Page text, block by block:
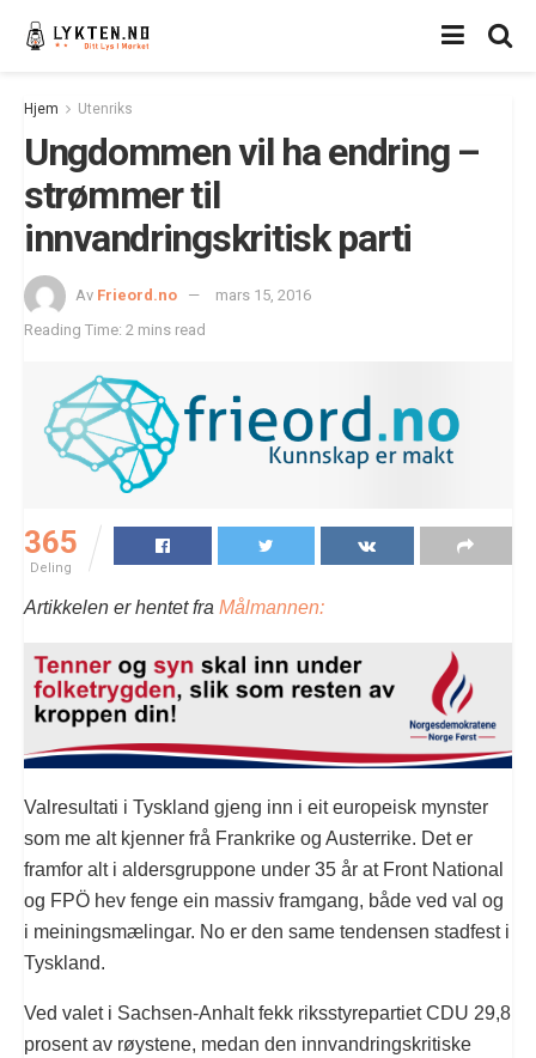
Hjem Utenriks
Ungdommen vil ha endring –
strømmer til
innvandringskritisk parti
Av Frieord.no
mars 15, 2016
Reading Time: 2 mins read
365
Deling
Artikkelen er hentet fra Målmannen:
Valresultati i Tyskland gjeng inn i eit europeisk mynster
som me alt kjenner frå Frankrike og Austerrike. Det er
framfor alt i aldersgruppone under 35 år at Front National
og FPÖ hev fenge ein massiv framgang, både ved val og
i meiningsmælingar. No er den same tendensen stadfest i
Tyskland.
Ved valet i Sachsen-Anhalt fekk riksstyrepartiet CDU 29,8
prosent av røystene, medan den innvandringskritiske